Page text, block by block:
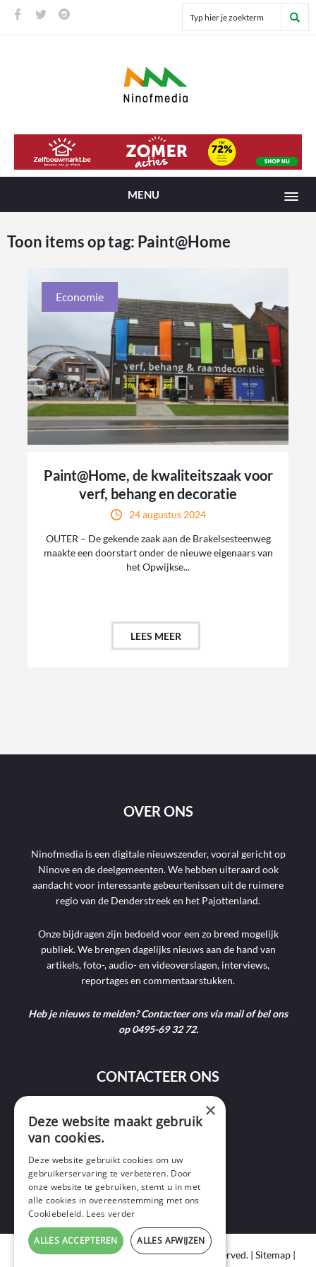
MENU
Toon items op tag: Paint@Home
Economie
Paint@Home, de kwaliteitszaak voor
verf, behang en decoratie
24 augustus 2024
OUTER – De gekende zaak aan de Brakelsesteenweg
maakte een doorstart onder de nieuwe eigenaars van
het Opwijkse...
LEES MEER
OVER ONS
Ninofmedia is een digitale nieuwszender, vooral gericht op
Ninove en de deelgemeenten. We hebben uiteraard ook
aandacht voor interessante gebeurtenissen uit de ruimere
regio van de Denderstreek en het Pajottenland.
Onze bijdragen zijn bedoeld voor een zo breed mogelijk
publiek. We brengen dagelijks nieuws aan de hand van
artikels, foto-, audio- en videoverslagen, interviews,
reportages en commentaarstukken.
Heb je nieuws te melden? Contacteer ons via mail of bel ons
op 0495-69 32 72.
CONTACTEER ONS
9400 Ninove
+32 495 69 32 72
Copyright © 2020 Ninof Media. All Rights Reserved. | Sitemap|
×
Deze website maakt gebruik
van cookies.
Deze website gebruikt cookies om uw
gebruikerservaring te verbeteren. Door
onze website te gebruiken, stemt u in met
alle cookies in overeenstemming met ons
Cookiebeleid. Lees verder
ALLES ACCEPTEREN ALLES AFWIJZEN